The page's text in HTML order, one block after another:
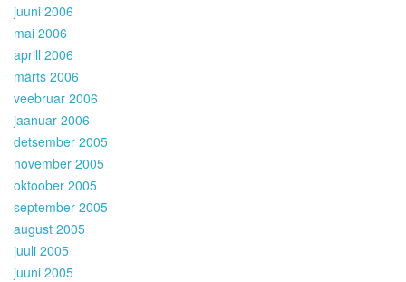
juuni 2006
mai 2006
aprill 2006
märts 2006
veebruar 2006
jaanuar 2006
detsember 2005
november 2005
oktoober 2005
september 2005
august 2005
juuli 2005
juuni 2005